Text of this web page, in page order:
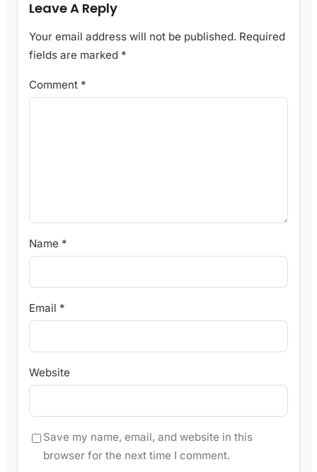
Leave A Reply
Your email address will not be published. Required
fields are marked *
Comment *
Name *
Email *
Website
Save my name, email, and website in this
browser for the next time I comment.